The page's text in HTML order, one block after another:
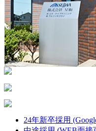
24年新卒採用